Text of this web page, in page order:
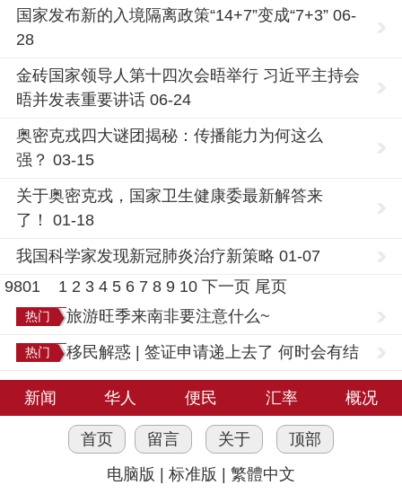
国家发布新的入境隔离政策“14+7”变成“7+3” 06-
28
金砖国家领导人第十四次会晤举行 习近平主持会
晤并发表重要讲话 06-24
奥密克戎四大谜团揭秘：传播能力为何这么
强？ 03-15
关于奥密克戎，国家卫生健康委最新解答来
了！ 01-18
我国科学家发现新冠肺炎治疗新策略 01-07
9801
1 2 3 4 5 6 7 8 9 10 下一页 尾页
热门 旅游旺季来南非要注意什么~
热门
移民解惑 | 签证申请递上去了 何时会有结
果？
新闻
华人 便民 汇率 概况
首页 留言 关于
顶部
电脑版
标准版 繁體中文